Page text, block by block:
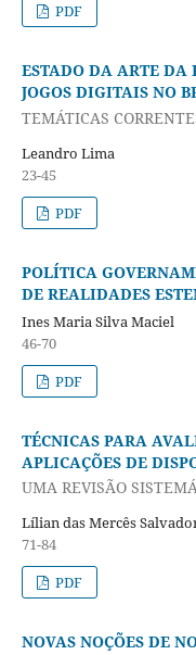
PDF
ESTADO DA ARTE DA
JOGOS DIGITAIS NO
TEMÁTICAS
Leandro Lima
23-45
PDF
POLÍTICA
DE REALIDADES
Ines Maria Silva Maciel
46-70
PDF
TÉCNICAS PARA
APLICAÇÕES DE
UMA REVISÃO
Lílian das Mercês
71-84
PDF
NOVAS NOÇÕES DE